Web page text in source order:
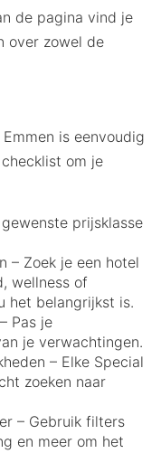
de pagina vind je
over zowel de
is eenvoudig
om je
prijsklasse
– Zoek je een hotel
wellness of
het belangrijkst is.
Pas je
je verwachtingen.
– Elke Special
zoeken naar
– Gebruik filters
en meer om het